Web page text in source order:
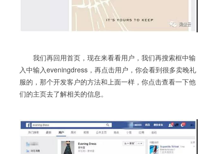
我们再回用首页，现在来看看用户，我们再搜索框中输
入中输入eveningdress，再点击用户，你会看到很多卖晚礼
服的，那个开发客户的方法和上面一样，你点击查看一下他
们的主页去了解相关的信息。